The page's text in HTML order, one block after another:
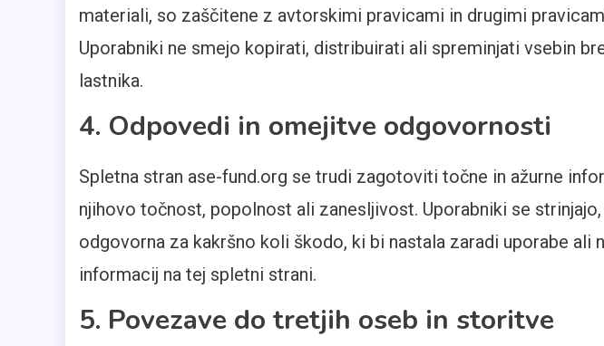
materiali, so zaščitene z avtorskimi pravicami in drugimi
Uporabniki ne smejo kopirati, distribuirati ali spreminjati vsebin
lastnika.
4. Odpovedi in omejitve odgovornosti
Spletna stran ase-fund.org se trudi zagotoviti točne in ažurne
njihovo točnost, popolnost ali zanesljivost. Uporabniki se
odgovorna za kakršno koli škodo, ki bi nastala zaradi uporabe ali
informacij na tej spletni strani.
5. Povezave do tretjih oseb in storitve